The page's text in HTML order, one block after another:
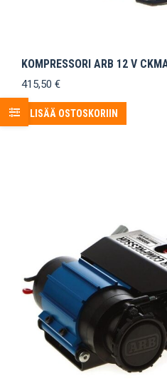
KOMPRESSORI ARB 12 V
415,50 €
LISÄÄ OSTOSKORIIN